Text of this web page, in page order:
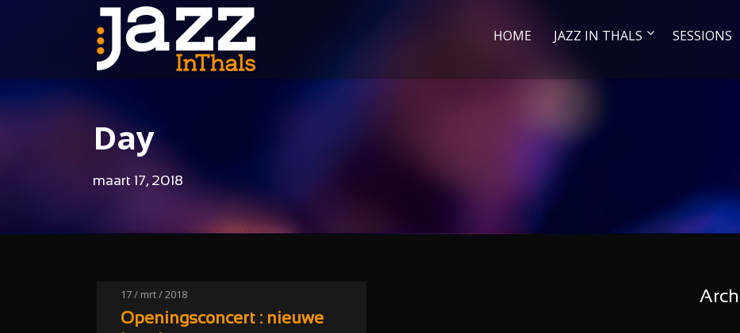
HOME JAZZ IN THALS SESSIONS
Day
maart 17, 2018
17 / mrt / 2018
Openingsconcert : nieuwe